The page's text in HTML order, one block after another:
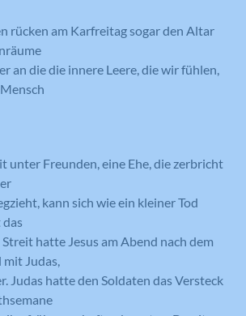
rücken am Karfreitag sogar den Altar
an die die innere Leere, die wir fühlen,
unter Freunden, eine Ehe, die zerbricht
kann sich wie ein kleiner Tod
hatte Jesus am Abend nach dem
Judas,
Judas hatte den Soldaten das Versteck